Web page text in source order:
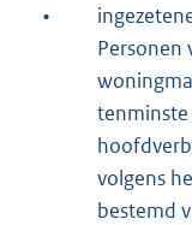
•
Personen
volgens
bestemd